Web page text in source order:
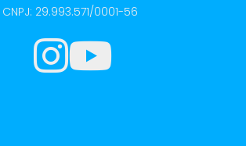
CNPJ: 29.993.571/0001-56